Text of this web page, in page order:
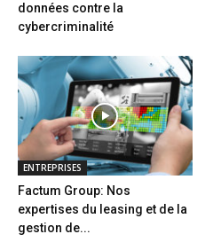
données contre la
cybercriminalité
ENTREPRISES
Factum Group: Nos
expertises du leasing et de la
gestion de...